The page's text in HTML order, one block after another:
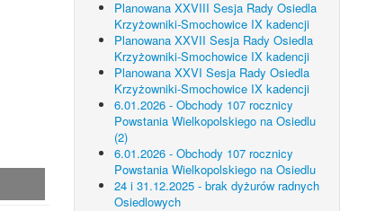
Planowana XXVIII Sesja Rady Osiedla
Krzyżowniki-Smochowice IX kadencji
Planowana XXVII Sesja Rady Osiedla
Krzyżowniki-Smochowice IX kadencji
Planowana XXVI Sesja Rady Osiedla
Krzyżowniki-Smochowice IX kadencji
6.01.2026 - Obchody 107 rocznicy
Powstania Wielkopolskiego na Osiedlu
(2)
6.01.2026 - Obchody 107 rocznicy
Powstania Wielkopolskiego na Osiedlu
24 i 31.12.2025 - brak dyżurów radnych
Osiedlowych